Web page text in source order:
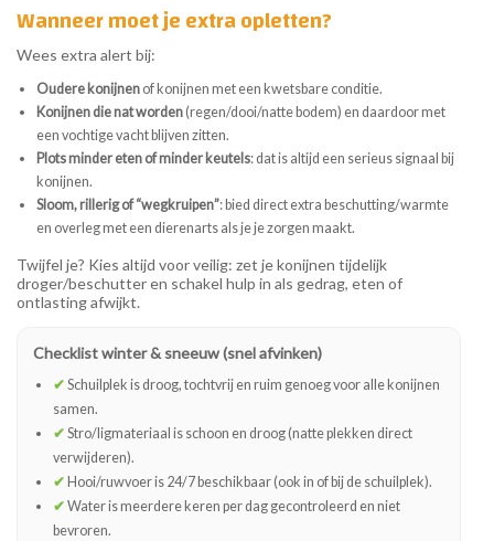
Wanneer moet je extra opletten?
Wees extra alert bij:
Oudere konijnen of konijnen met een kwetsbare conditie.
Konijnen die nat worden(regen/dooi/natte bodem) en daardoor met
een vochtige vacht blijven zitten.
Plots minder eten of minder keutels: dat is altijd een serieus signaal bij
konijnen.
Sloom, rillerig of “wegkruipen”: bied direct extra beschutting/warmte
en overleg met een dierenarts als je je zorgen maakt.
Twijfel je? Kies altijd voor veilig: zet je konijnen tijdelijk
droger/beschutter en schakel hulp in als gedrag, eten of
ontlasting afwijkt.
Checklist winter & sneeuw (snel afvinken)
✔ Schuilplek is droog, tochtvrij en ruim genoeg voor alle konijnen
samen.
✔ Stro/ligmateriaal is schoon en droog (natte plekken direct
verwijderen).
✔ Hooi/ruwvoer is 24/7 beschikbaar (ook in of bij de schuilplek).
✔ Water is meerdere keren per dag gecontroleerd en niet
bevroren.